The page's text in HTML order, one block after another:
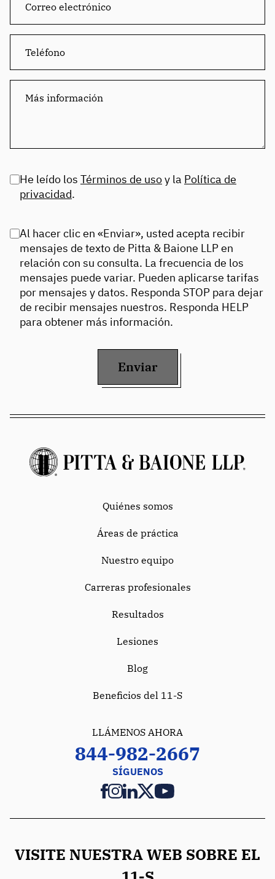
He leído los Términos de usoy la Política de
privacidad.
Al hacer clic en «Enviar», usted acepta recibir
mensajes de texto de Pitta & Baione LLP en
relación con su consulta. La frecuencia de los
mensajes puede variar. Pueden aplicarse tarifas
por mensajes y datos. Responda STOP para dejar
de recibir mensajes nuestros. Responda HELP
para obtener más información.
Enviar
Quiénes somos
Áreas de práctica
Nuestro equipo
Carreras profesionales
Resultados
Lesiones
Blog
Beneficios del 11-S
LLÁMENOS AHORA
844-982-2667
SÍGUENOS
VISITE NUESTRA WEB SOBRE EL